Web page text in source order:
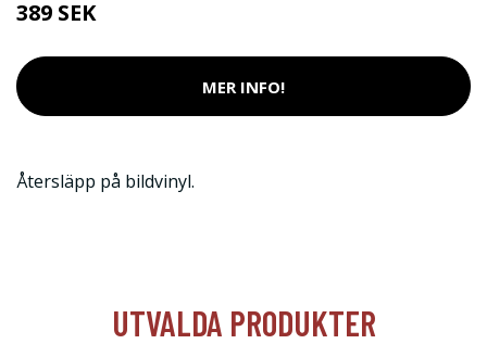
389 SEK
MER INFO!
Återsläpp på bildvinyl.
UTVALDA PRODUKTER